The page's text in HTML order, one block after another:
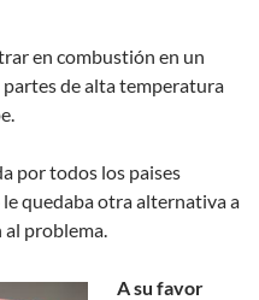
en combustión en un
de alta temperatura
por todos los paises
quedaba otra alternativa a
al problema.
A su favor